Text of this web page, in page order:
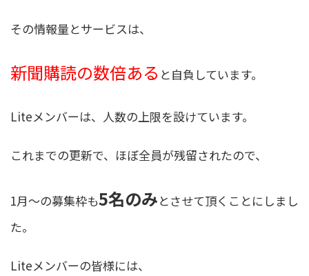
その情報量とサービスは、
新聞購読の数倍ある と自負しています。
Liteメンバーは、人数の上限を設けています。
これまでの更新で、ほぼ全員が残留されたので、
1月〜の募集枠も5名のみとさせて頂くことにしまし
た。
Liteメンバーの皆様には、